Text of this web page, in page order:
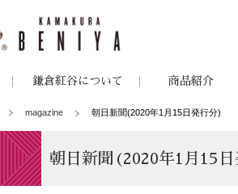
鎌倉紅谷について 商品紹介
magazine 朝日新聞(2020年1月15日発行分)
朝日新聞(2020年1月15日